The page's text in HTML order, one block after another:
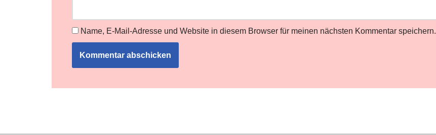
Name, E-Mail-Adresse und Website in diesem Browser für meinen nächsten Kommentar speichern.